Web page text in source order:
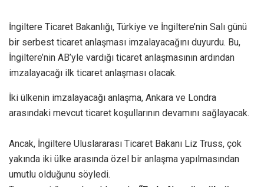
İngiltere Ticaret Bakanlığı, Türkiye ve İngiltere’nin Salı günü
bir serbest ticaret anlaşması imzalayacağını duyurdu. Bu,
İngiltere’nin AB’yle vardığı ticaret anlaşmasının ardından
imzalayacağı ilk ticaret anlaşması olacak.
İki ülkenin imzalayacağı anlaşma, Ankara ve Londra
arasındaki mevcut ticaret koşullarının devamını sağlayacak.
Ancak, İngiltere Uluslararası Ticaret Bakanı Liz Truss, çok
yakında iki ülke arasında özel bir anlaşma yapılmasından
umutlu olduğunu söyledi.